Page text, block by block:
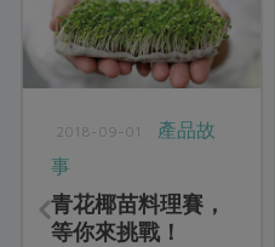
2018-09-01
產品故
事
青花椰苗料理賽，
等你來挑戰！